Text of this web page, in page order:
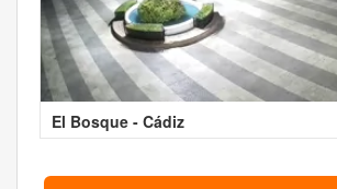
El Bosque - Cádiz